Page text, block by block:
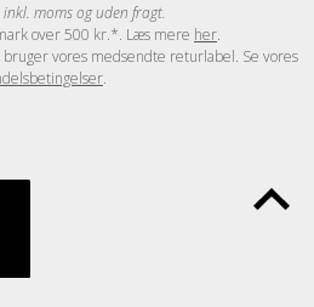
moms og uden fragt.
over 500 kr.*. Læs mere her.
vores medsendte returlabel. Se vores
.